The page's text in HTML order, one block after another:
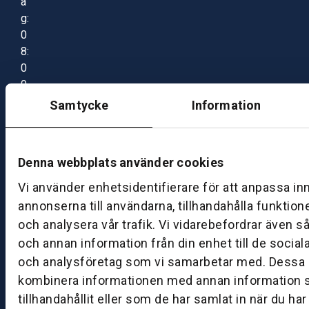
Samtycke Information
Denna webbplats använder cookies
Vi använder enhetsidentifierare för att anpassa
annonserna till användarna, tillhandahålla
och analysera vår trafik. Vi vidarebefordrar även
och annan information från din enhet till de
och analysföretag som vi samarbetar med. Dessa
kombinera informationen med annan information
tillhandahållit eller som de har samlat in när du
g:
0
8:
0
0
0
B
ut
ik
S
k
ö